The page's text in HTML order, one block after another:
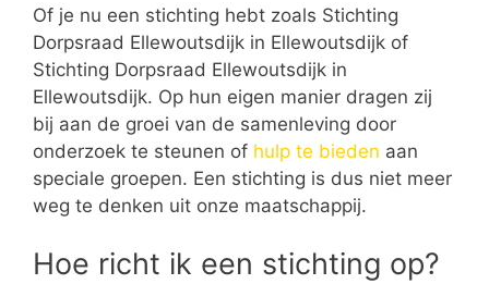
Of je nu een stichting hebt zoals Stichting
Dorpsraad Ellewoutsdijk in Ellewoutsdijk of
Stichting Dorpsraad Ellewoutsdijk in
Ellewoutsdijk. Op hun eigen manier dragen zij
bij aan de groei van de samenleving door
onderzoek te steunen of hulp te bieden aan
speciale groepen. Een stichting is dus niet meer
weg te denken uit onze maatschappij.
Hoe richt ik een stichting op?